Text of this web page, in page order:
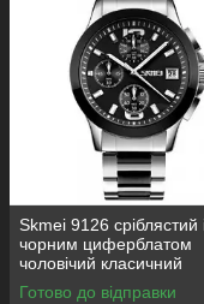
Skmei 9126 сріблястий
чорним циферблатом
чоловічий класичний
годинник
Готово до відправки